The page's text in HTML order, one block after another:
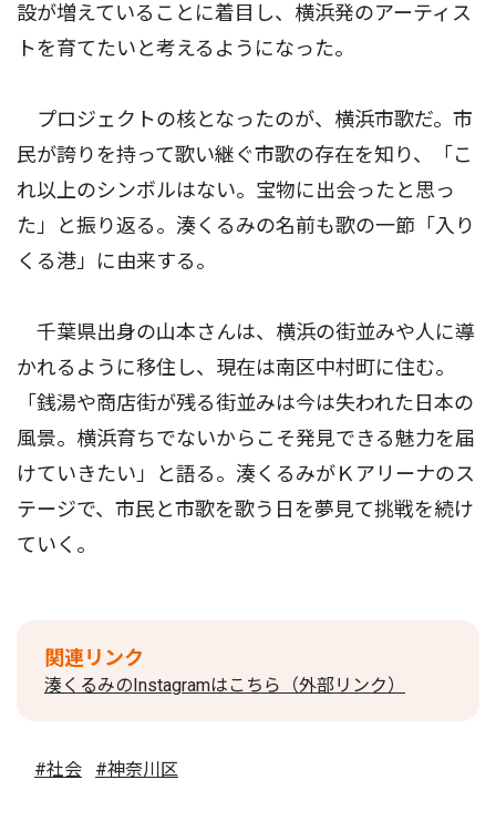
設が増えていることに着目し、横浜発のアーティス
トを育てたいと考えるようになった。
プロジェクトの核となったのが、横浜市歌だ。市
民が誇りを持って歌い継ぐ市歌の存在を知り、「こ
れ以上のシンボルはない。宝物に出会ったと思っ
た」と振り返る。湊くるみの名前も歌の一節「入り
くる港」に由来する。
千葉県出身の山本さんは、横浜の街並みや人に導
かれるように移住し、現在は南区中村町に住む。
「銭湯や商店街が残る街並みは今は失われた日本の
風景。横浜育ちでないからこそ発見できる魅力を届
けていきたい」と語る。湊くるみがＫアリーナのス
テージで、市民と市歌を歌う日を夢見て挑戦を続け
ていく。
関連リンク
湊くるみのInstagramはこちら（外部リンク）
#社会 #神奈川区